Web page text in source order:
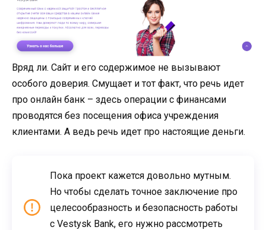
Вряд ли. Сайт и его содержимое не вызывают
особого доверия. Смущает и тот факт, что речь идет
про онлайн банк – здесь операции с финансами
проводятся без посещения офиса учреждения
клиентами. А ведь речь идет про настоящие деньги.
Пока проект кажется довольно мутным.
Но чтобы сделать точное заключение про
целесообразность и безопасность работы
с Vestysk Bank, его нужно рассмотреть